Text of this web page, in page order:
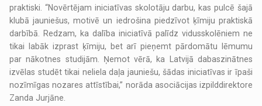
praktiski. “Novērtējam iniciatīvas skolotāju darbu, kas pulcē šajā
klubā jauniešus, motivē un iedrošina piedzīvot ķīmiju praktiskā
darbībā. Redzam, ka dalība iniciatīvā palīdz vidusskolēniem ne
tikai labāk izprast ķīmiju, bet arī pieņemt pārdomātu lēmumu
par nākotnes studijām. Ņemot vērā, ka Latvijā dabaszinātnes
izvēlas studēt tikai neliela daļa jauniešu, šādas iniciatīvas ir īpaši
nozīmīgas nozares attīstībai,” norāda asociācijas izpilddirektore
Zanda Jurjāne.